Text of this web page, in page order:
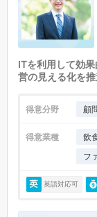
ITを利用して効
営の見える化を推
得意分野 顧
得意業種 飲
フ
英語対応可